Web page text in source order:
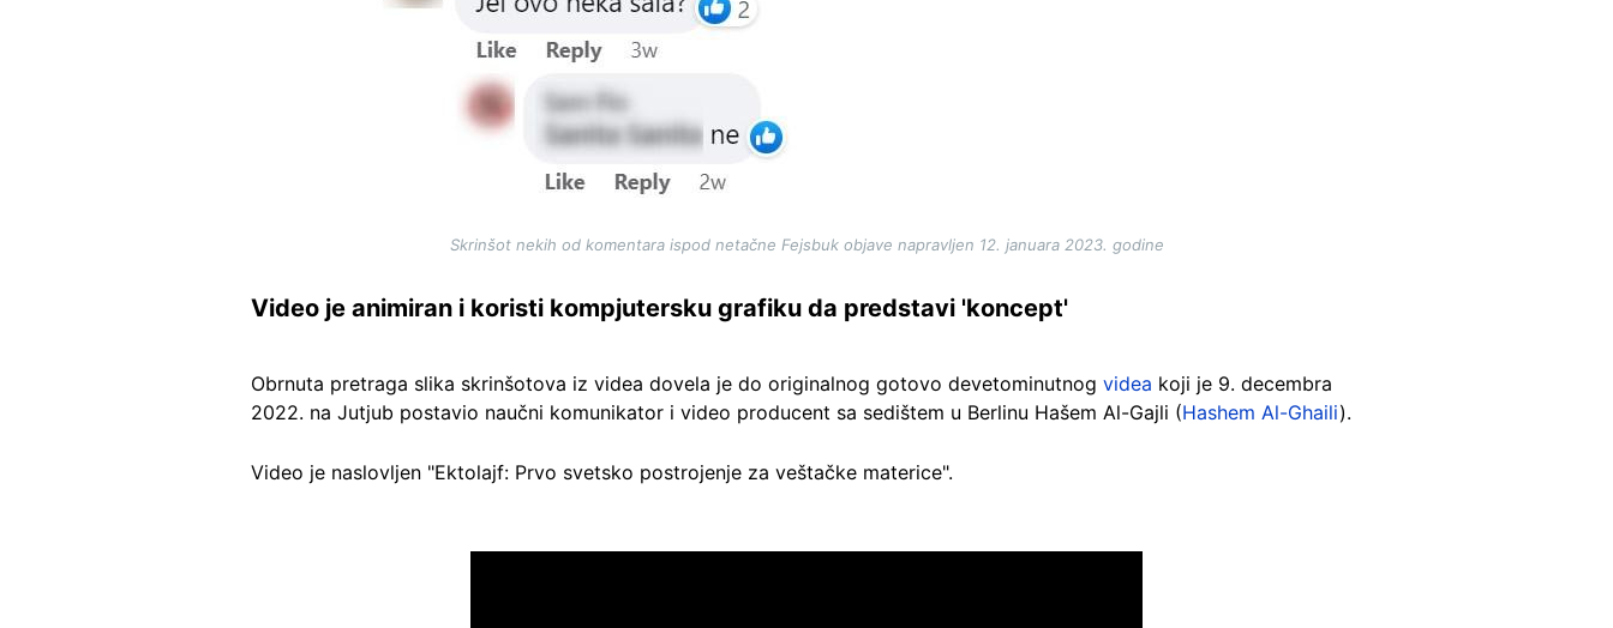
Skrinšot nekih od komentara ispod netačne Fejsbuk objave napravljen 12. januara 2023. godine
Video je animiran i koristi kompjutersku grafiku da predstavi 'koncept'
Obrnuta pretraga slika skrinšotova iz videa dovela je do originalnog gotovo devetominutnog videa koji je 9. decembra
2022. na Jutjub postavio naučni komunikator i video producent sa sedištem u Berlinu Hašem Al-Gajli (Hashem Al-Ghaili).
Video je naslovljen "Ektolajf: Prvo svetsko postrojenje za veštačke materice".